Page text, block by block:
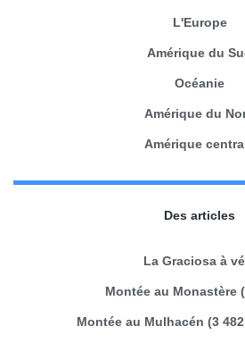
L'Europe
Amérique du
Océanie
Amérique du
Amérique
Des articles
La Graciosa à
Montée au Monastère
Montée au Mulhacén (3